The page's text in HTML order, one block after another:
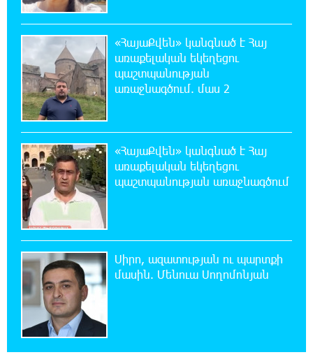
կասկածյալը ձերբակալվել է
17:58:24 7-08-2026
Դատական նիստից հետո Մայր Տաճարում
Վեհափառ Հայրապետը աղոթք է հնչեցնում
ժողովրդի հետ
Վեհափառի հանդեպ տիտանական
ապօրինություն կա, անասելի ցավ եմ զգում.
Վարդևանյան
17:30:48 7-08-2026
Արժանապատիվ դատավորը ինքնաբացարկ
հայտնեց և հրաժարվեց քննել գործն ու
դատել կաթողիկոսին. Մարիաննա Ղահրամանյան
17:07:39 7-08-2026
հեռացնել փորձելու մասին
«ՀայաՔվեն» կանգնած է Հայ
առաքելական եկեղեցու
պաշտպանության
առաջնագծում. մաս 2
«ՀայաՔվեն» կանգնած է Հայ
առաքելական եկեղեցու
պաշտպանության առաջնագծում
Սիրո, ազատության ու պարտքի
մասին. Մենուա Սողոմոնյան